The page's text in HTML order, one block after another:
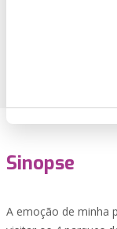
Sinopse
A emoção de minha